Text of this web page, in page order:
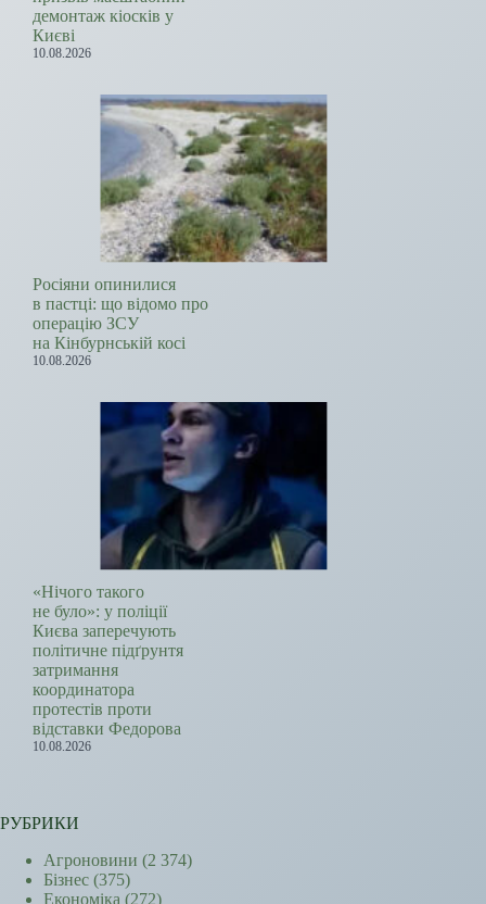
демонтаж кіосків у
Києві
10.08.2026
Росіяни опинилися
в пастці: що відомо про
операцію ЗСУ
на Кінбурнській косі
10.08.2026
«Нічого такого
не було»: у поліції
Києва заперечують
політичне підґрунтя
затримання
координатора
протестів проти
відставки Федорова
10.08.2026
РУБРИКИ
Агроновини (2 374)
Бізнес (375)
Економіка (272)